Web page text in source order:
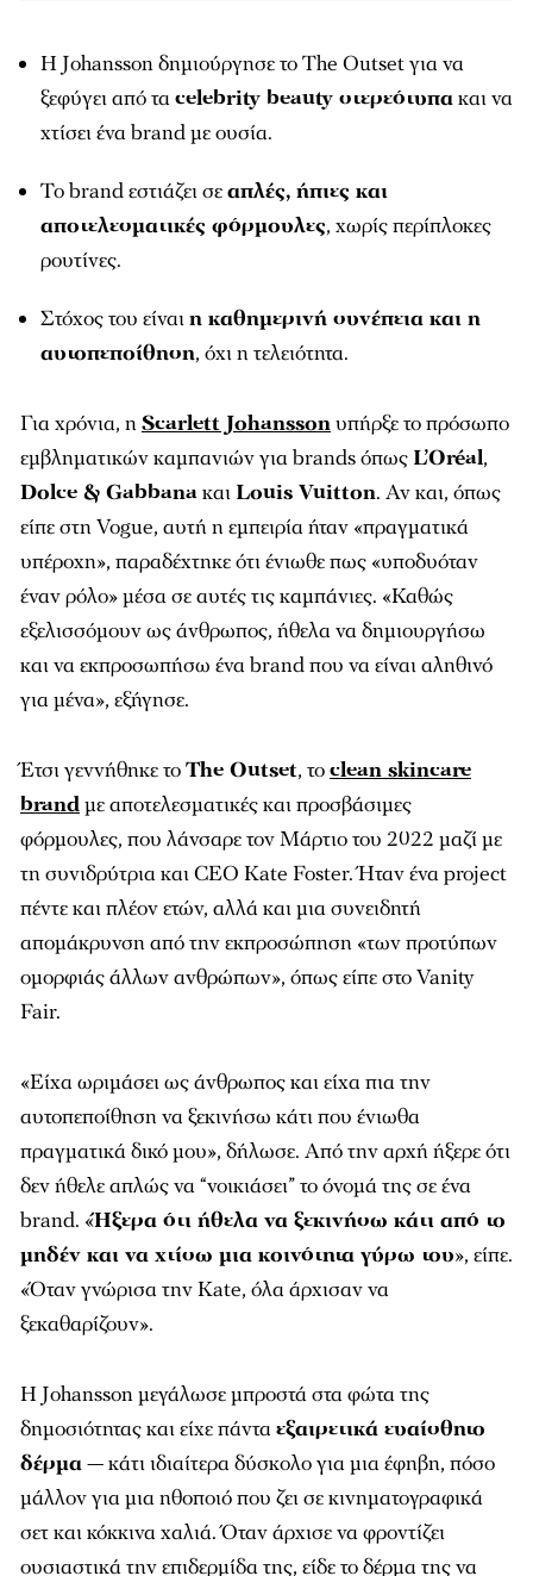
Η Johansson δημιούργησε το The Outset για να
ξεφύγει από ταcelebrity beauty στερεότυπακαι να
χτίσει ένα brand με ουσία.
Το brand εστιάζει σεαπλές, ήπιες και
αποτελεσματικές φόρμουλες, χωρίς περίπλοκες
ρουτίνες.
Στόχος του είναιη καθημερινή συνέπεια και η
αυτοπεποίθηση, όχι η τελειότητα.
Για χρόνια, ηScarlett Johanssonυπήρξε το πρόσωπο
εμβληματικών καμπανιών για brands όπως L’Oréal,
Dolce & Gabbanaκαι Louis Vuitton. Αν και, όπως
είπε στη Vogue, αυτή η εμπειρία ήταν «πραγματικά
υπέροχη», παραδέχτηκε ότι ένιωθε πως «υποδυόταν
έναν ρόλο» μέσα σε αυτές τις καμπάνιες. «Καθώς
εξελισσόμουν ως άνθρωπος, ήθελα να δημιουργήσω
και να εκπροσωπήσω ένα brand που να είναι αληθινό
για μένα», εξήγησε.
Έτσι γεννήθηκε τοThe Outset, τοclean skincare
brandμε αποτελεσματικές και προσβάσιμες
φόρμουλες, που λάνσαρε τον Μάρτιο του 2022 μαζί με
τη συνιδρύτρια και CEO Kate Foster. Ήταν ένα project
πέντε και πλέον ετών, αλλά και μια συνειδητή
απομάκρυνση από την εκπροσώπηση «των προτύπων
ομορφιάς άλλων ανθρώπων», όπως είπε στο Vanity
Fair.
«Είχα ωριμάσει ως άνθρωπος και είχα πια την
αυτοπεποίθηση να ξεκινήσω κάτι που ένιωθα
πραγματικά δικό μου», δήλωσε. Από την αρχή ήξερε ότι
δεν ήθελε απλώς να “νοικιάσει” το όνομά της σε ένα
brand. «Ήξερα ότι ήθελα να ξεκινήσω κάτι από το
μηδέν και να χτίσω μια κοινότητα γύρω του», είπε.
«Όταν γνώρισα την Kate, όλα άρχισαν να
ξεκαθαρίζουν».
Η Johansson μεγάλωσε μπροστά στα φώτα της
δημοσιότητας και είχε πάνταεξαιρετικά ευαίσθητο
δέρμα— κάτι ιδιαίτερα δύσκολο για μια έφηβη, πόσο
μάλλον για μια ηθοποιό που ζει σε κινηματογραφικά
σετ και κόκκινα χαλιά. Όταν άρχισε να φροντίζει
ουσιαστικά την επιδερμίδα της, είδε το δέρμα της να